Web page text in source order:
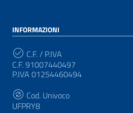
INFORMAZIONI
C.F. / P.IVA
C.F. 91007440497
P.IVA 01254460494
Cod. Univoco
UFPRY8